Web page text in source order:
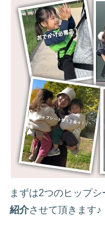
まずは2つのヒップシ
紹介させて頂きます♪